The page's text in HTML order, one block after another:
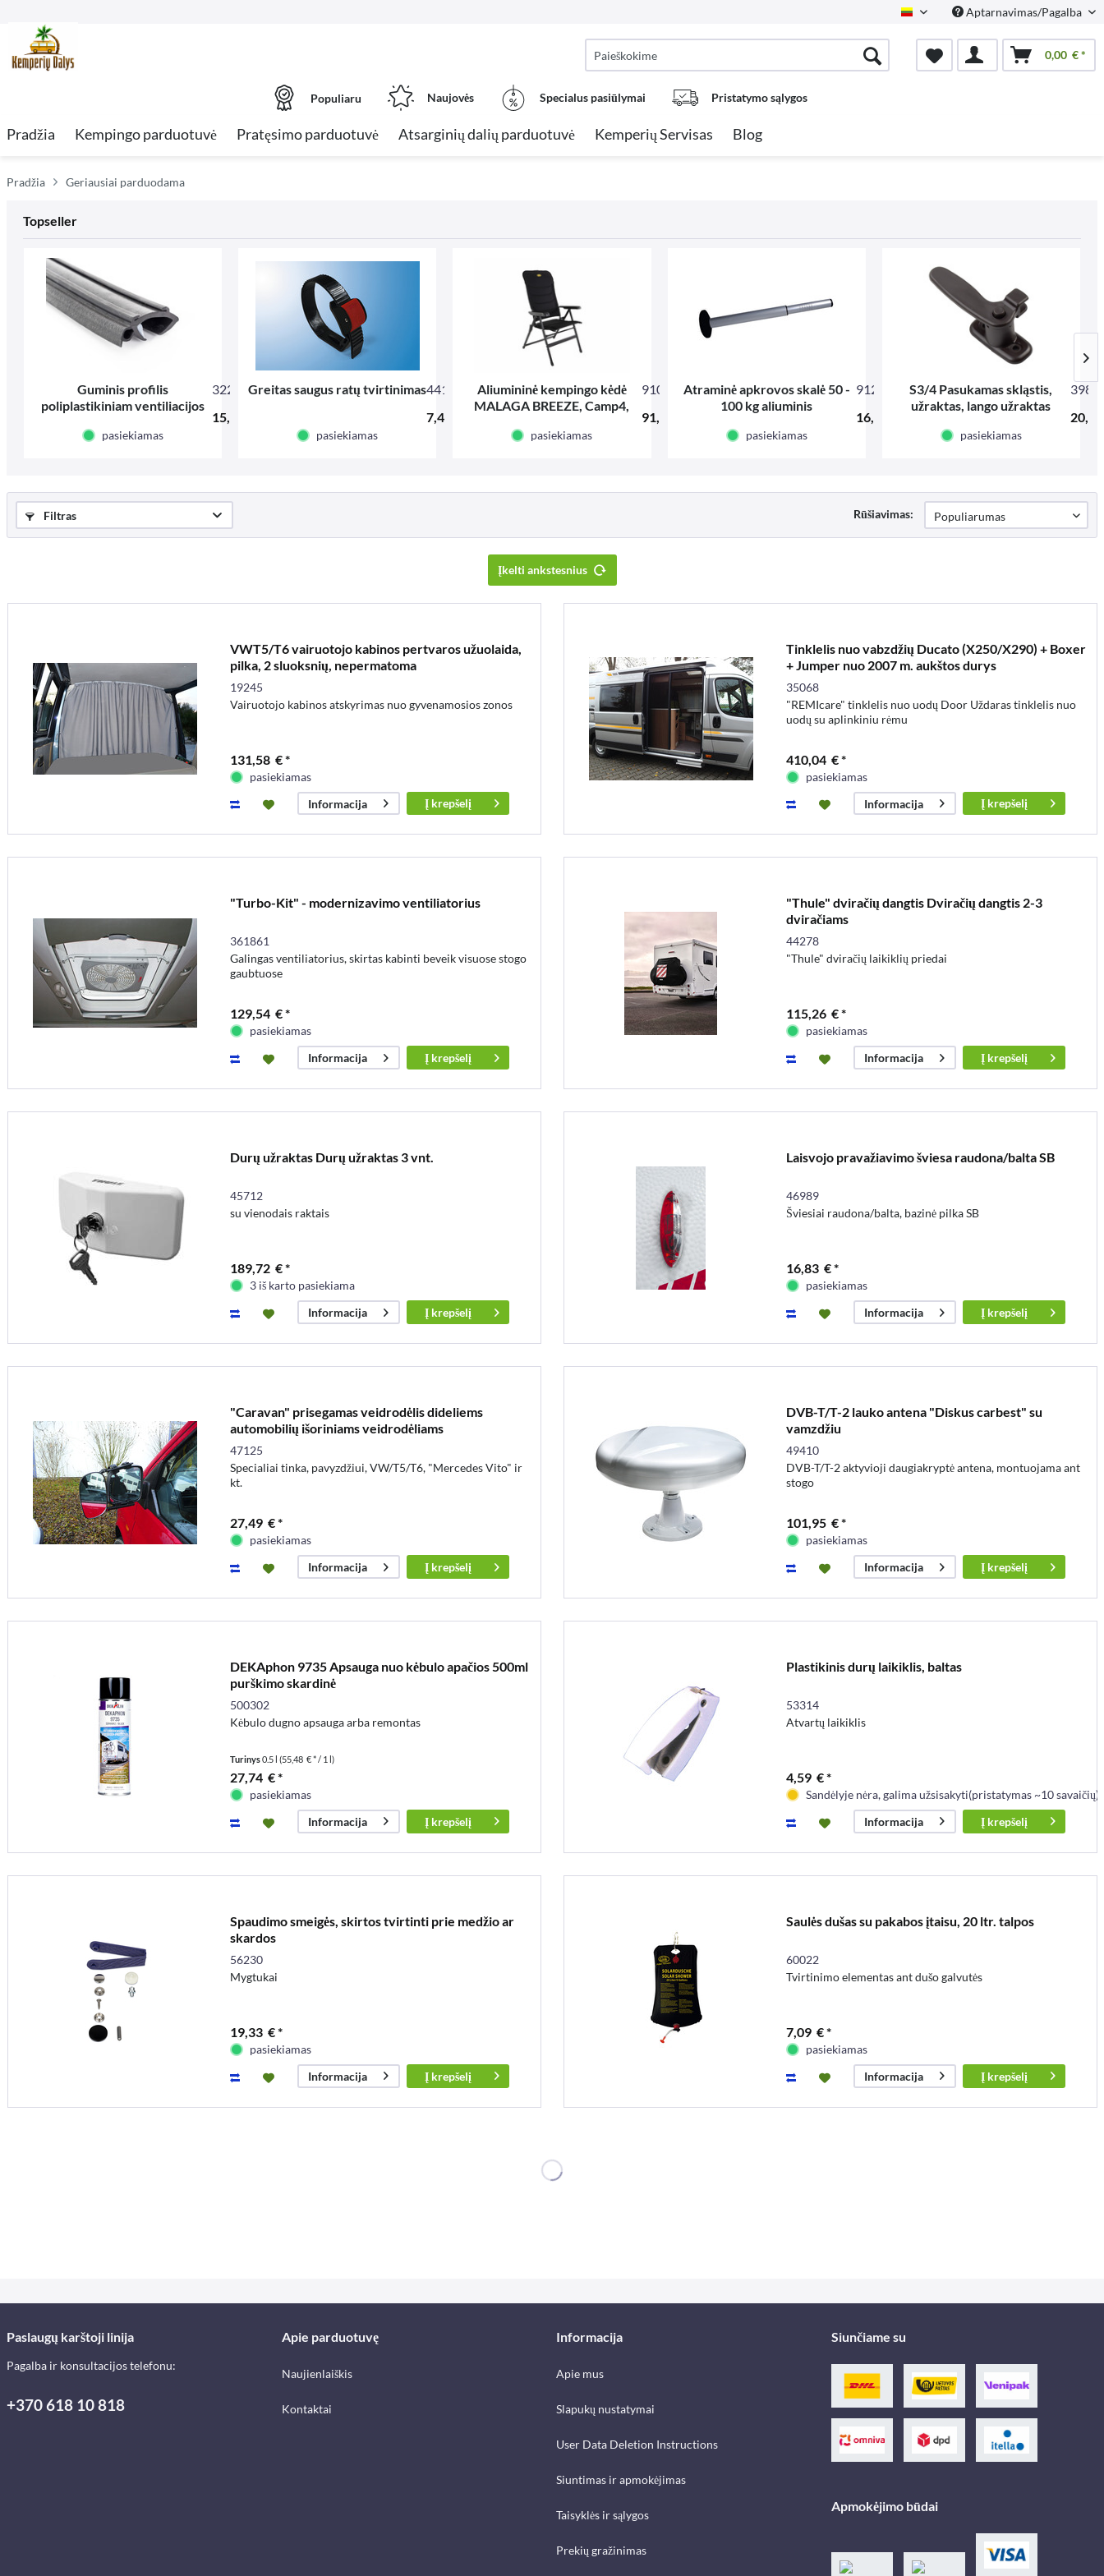
Lietuvių Aptarnavimas/Pagalba
0,00 € *
Populiaru Naujovės Specialus pasiūlymai Pristatymo sąlygos
Pradžia Kempingo parduotuvė Pratęsimo parduotuvė Atsarginių dalių parduotuvė Kemperių Servisas Blog
Pradžia Geriausiai parduodama
Topseller
Guminis profilis
poliplastikiniam ventiliacijos
32270
15,30 € *
pasiekiamas
Greitas saugus ratų tvirtinimas44128
7,45 € *
pasiekiamas
Aliumininė kempingo kėdė
MALAGA BREEZE, Camp4,
audinio
910098
91,75 € *
pasiekiamas
Atraminė apkrovos skalė 50 -
100 kg aliuminis
912250
16,27 € *
pasiekiamas
S3/4 Pasukamas skląstis,
užraktas, lango užraktas
pasiekiamas
Filtras Rūšiavimas:
Įkelti ankstesnius
VWT5/T6 vairuotojo kabinos pertvaros užuolaida,
pilka, 2 sluoksnių, nepermatoma
19245
Vairuotojo kabinos atskyrimas nuo gyvenamosios zonos
131,58 € *
pasiekiamas
Informacija
Į krepšelį
Tinklelis nuo vabzdžių Ducato (X250/X290) + Boxer
+ Jumper nuo 2007 m. aukštos durys
35068
"REMIcare" tinklelis nuo uodų Door Uždaras tinklelis nuo
uodų su aplinkiniu rėmu
410,04 € *
pasiekiamas
Informacija
Į krepšelį
"Turbo-Kit" - modernizavimo ventiliatorius
361861
Galingas ventiliatorius, skirtas kabinti beveik visuose stogo
gaubtuose
129,54 € *
pasiekiamas
Informacija
Į krepšelį
"Thule" dviračių dangtis Dviračių dangtis 2-3
dviračiams
44278
"Thule" dviračių laikiklių priedai
115,26 € *
pasiekiamas
Informacija
Į krepšelį
Durų užraktas Durų užraktas 3 vnt.
45712
su vienodais raktais
189,72 € *
3 iš karto pasiekiama
Informacija
Į krepšelį
Laisvojo pravažiavimo šviesa raudona/balta SB
46989
Šviesiai raudona/balta, bazinė pilka SB
16,83 € *
pasiekiamas
Informacija
Į krepšelį
"Caravan" prisegamas veidrodėlis dideliems
automobilių išoriniams veidrodėliams
47125
Specialiai tinka, pavyzdžiui, VW/T5/T6, "Mercedes Vito" ir
kt.
27,49 € *
pasiekiamas
Informacija
Į krepšelį
DVB-T/T-2 lauko antena "Diskus carbest" su
vamzdžiu
49410
DVB-T/T-2 aktyvioji daugiakryptė antena, montuojama ant
stogo
101,95 € *
pasiekiamas
Informacija
Į krepšelį
DEKAphon 9735 Apsauga nuo kėbulo apačios 500ml
purškimo skardinė
500302
Kėbulo dugno apsauga arba remontas
Turinys0.5 l (55,48 € * / 1 l)
27,74 € *
pasiekiamas
Informacija
Į krepšelį
Plastikinis durų laikiklis, baltas
53314
Atvartų laikiklis
4,59 € *
Sandėlyje nėra, galima užsisakyti(pristatymas ~10 savaičių)
Informacija
Į krepšelį
Spaudimo smeigės, skirtos tvirtinti prie medžio ar
skardos
56230
Mygtukai
19,33 € *
pasiekiamas
Informacija
Į krepšelį
Saulės dušas su pakabos įtaisu, 20 ltr. talpos
60022
Tvirtinimo elementas ant dušo galvutės
7,09 € *
pasiekiamas
Informacija
Į krepšelį
Paslaugų karštoji linija
Pagalba ir konsultacijos telefonu:
+370 618 10 818
Apie parduotuvę
Naujienlaiškis
Kontaktai
Informacija
Apie mus
Slapukų nustatymai
User Data Deletion Instructions
Siuntimas ir apmokėjimas
Taisyklės ir sąlygos
Prekių gražinimas
Siunčiame su
Apmokėjimo būdai